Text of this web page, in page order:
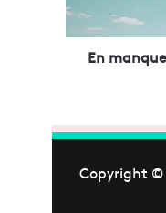
e
d
i
En
Copyright ©